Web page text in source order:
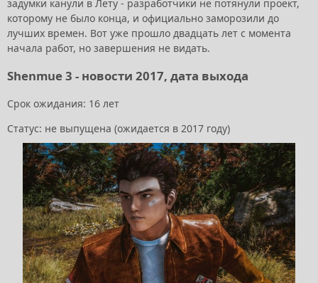
задумки канули в Лету - разработчики не потянули проект,
которому не было конца, и официально заморозили до
лучших времен. Вот уже прошло двадцать лет с момента
начала работ, но завершения не видать.
Shenmue 3 - новости 2017, дата выхода
Срок ожидания: 16 лет
Статус: не выпущена (ожидается в 2017 году)